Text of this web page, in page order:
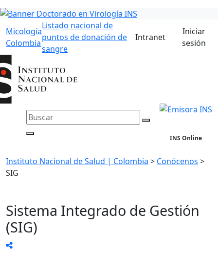
Micología
Colombia
Listado nacional de
puntos de donación de
sangre
Intranet
Iniciar
sesión
INS Online
Instituto Nacional de Salud | Colombia > Conócenos >
SIG
Sistema Integrado de Gestión
(SIG)